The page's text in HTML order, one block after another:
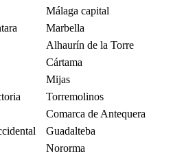
Málaga capital
Marbella
Alhaurín de la Torre
Cártama
Mijas
Torremolinos
Comarca de Antequera
Guadalteba
Nororma